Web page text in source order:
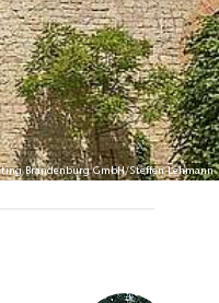
Brandenburg GmbH/Steffen Lehmann